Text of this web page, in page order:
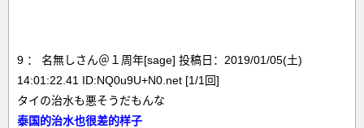
9 ： 名無しさん＠１周年[sage] 投稿日：2019/01/05(土)
14:01:22.41 ID:NQ0u9U+N0.net [1/1回]
タイの治水も悪そうだもんな
泰国的治水也很差的样子